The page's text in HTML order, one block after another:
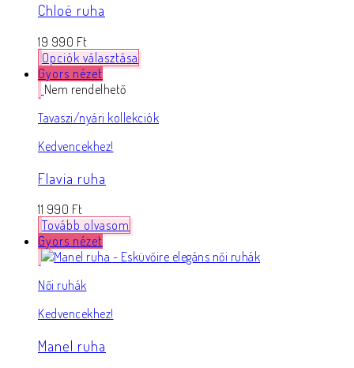
Chloé ruha
19 990 Ft
Opciók választása
Gyors nézet
Nem rendelhető
Tavaszi/nyári kollekciók
Kedvencekhez!
Flavia ruha
11 990 Ft
Tovább olvasom
Gyors nézet
Női ruhák
Kedvencekhez!
Manel ruha